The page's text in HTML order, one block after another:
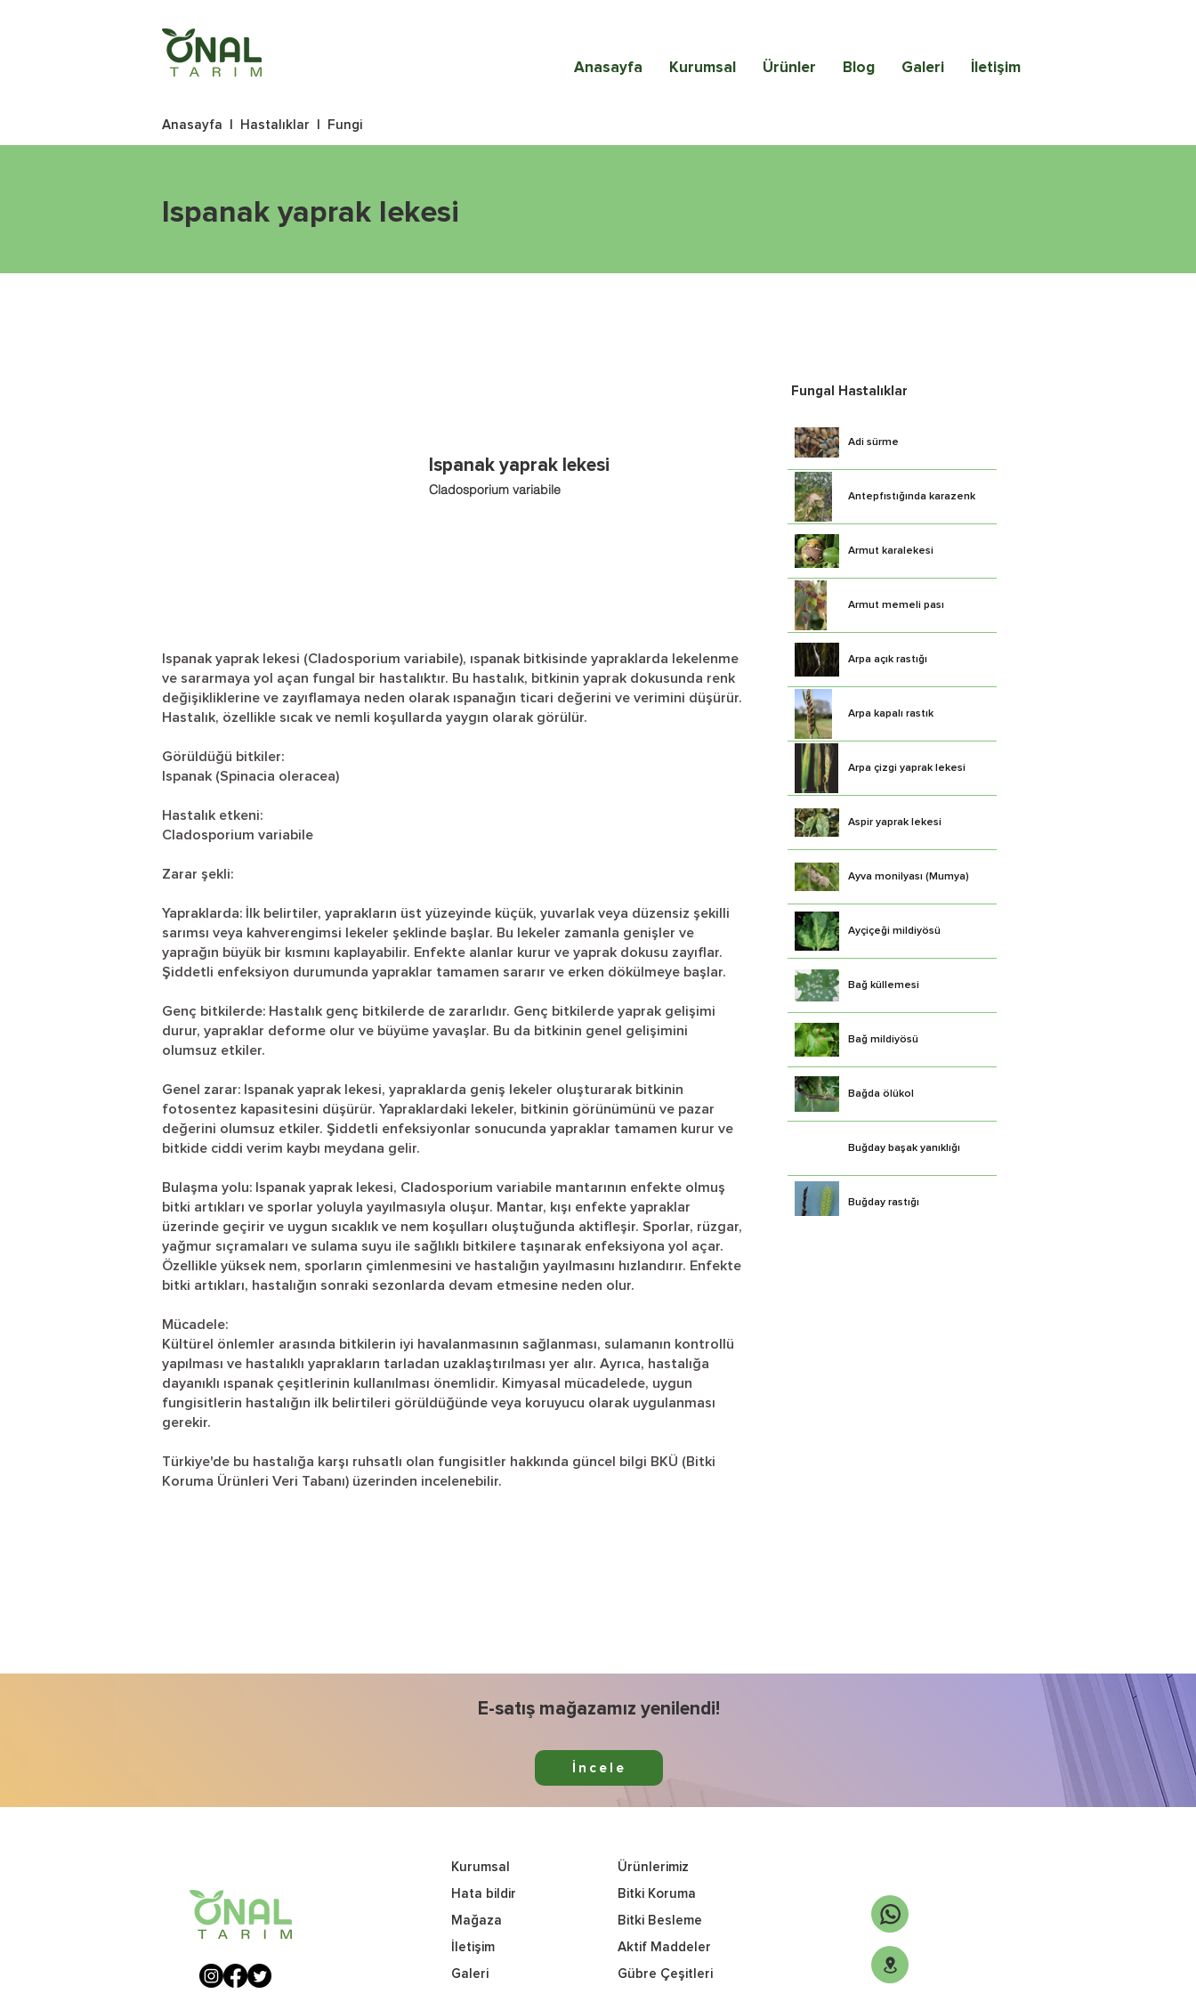
Anasayfa Kurumsal Ürünler Blog Galeri İletişim
Anasayfa Hastalıklar Fungi
Ispanak yaprak lekesi
Ispanak yaprak lekesi
Cladosporium variabile
Ispanak yaprak lekesi (Cladosporium variabile), ıspanak bitkisinde yapraklarda lekelenme
ve sararmaya yol açan fungal bir hastalıktır. Bu hastalık, bitkinin yaprak dokusunda renk
değişikliklerine ve zayıflamaya neden olarak ıspanağın ticari değerini ve verimini düşürür.
Hastalık, özellikle sıcak ve nemli koşullarda yaygın olarak görülür.
Görüldüğü bitkiler:
Ispanak (Spinacia oleracea)
Hastalık etkeni:
Cladosporium variabile
Zarar şekli:
Yapraklarda: İlk belirtiler, yaprakların üst yüzeyinde küçük, yuvarlak veya düzensiz şekilli
sarımsı veya kahverengimsi lekeler şeklinde başlar. Bu lekeler zamanla genişler ve
yaprağın büyük bir kısmını kaplayabilir. Enfekte alanlar kurur ve yaprak dokusu zayıflar.
Şiddetli enfeksiyon durumunda yapraklar tamamen sararır ve erken dökülmeye başlar.
Genç bitkilerde: Hastalık genç bitkilerde de zararlıdır. Genç bitkilerde yaprak gelişimi
durur, yapraklar deforme olur ve büyüme yavaşlar. Bu da bitkinin genel gelişimini
olumsuz etkiler.
Genel zarar: Ispanak yaprak lekesi, yapraklarda geniş lekeler oluşturarak bitkinin
fotosentez kapasitesini düşürür. Yapraklardaki lekeler, bitkinin görünümünü ve pazar
değerini olumsuz etkiler. Şiddetli enfeksiyonlar sonucunda yapraklar tamamen kurur ve
bitkide ciddi verim kaybı meydana gelir.
Bulaşma yolu: Ispanak yaprak lekesi, Cladosporium variabile mantarının enfekte olmuş
bitki artıkları ve sporlar yoluyla yayılmasıyla oluşur. Mantar, kışı enfekte yapraklar
üzerinde geçirir ve uygun sıcaklık ve nem koşulları oluştuğunda aktifleşir. Sporlar, rüzgar,
yağmur sıçramaları ve sulama suyu ile sağlıklı bitkilere taşınarak enfeksiyona yol açar.
Özellikle yüksek nem, sporların çimlenmesini ve hastalığın yayılmasını hızlandırır. Enfekte
bitki artıkları, hastalığın sonraki sezonlarda devam etmesine neden olur.
Mücadele:
Kültürel önlemler arasında bitkilerin iyi havalanmasının sağlanması, sulamanın kontrollü
yapılması ve hastalıklı yaprakların tarladan uzaklaştırılması yer alır. Ayrıca, hastalığa
dayanıklı ıspanak çeşitlerinin kullanılması önemlidir. Kimyasal mücadelede, uygun
fungisitlerin hastalığın ilk belirtileri görüldüğünde veya koruyucu olarak uygulanması
gerekir.
Türkiye'de bu hastalığa karşı ruhsatlı olan fungisitler hakkında güncel bilgi BKÜ (Bitki
Koruma Ürünleri Veri Tabanı) üzerinden incelenebilir.
Fungal Hastalıklar
Adi sürme
Antepfıstığında karazenk
Armut karalekesi
Armut memeli pası
Arpa açık rastığı
Arpa kapalı rastık
Arpa çizgi yaprak lekesi
Aspir yaprak lekesi
Ayva monilyası (Mumya)
Ayçiçeği mildiyösü
Bağ küllemesi
Bağ mildiyösü
Bağda ölükol
Buğday başak yanıklığı
Buğday rastığı
Gül küllemesi
Ispanak mildiyösü
E-satış mağazamız yenilendi!
İncele
Kurumsal
Hata bildir
Mağaza
İletişim
Galeri
Ürünlerimiz
Bitki Koruma
Bitki Besleme
Aktif Maddeler
Gübre Çeşitleri